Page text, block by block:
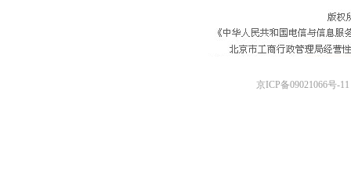
京ICP备09021066号-11